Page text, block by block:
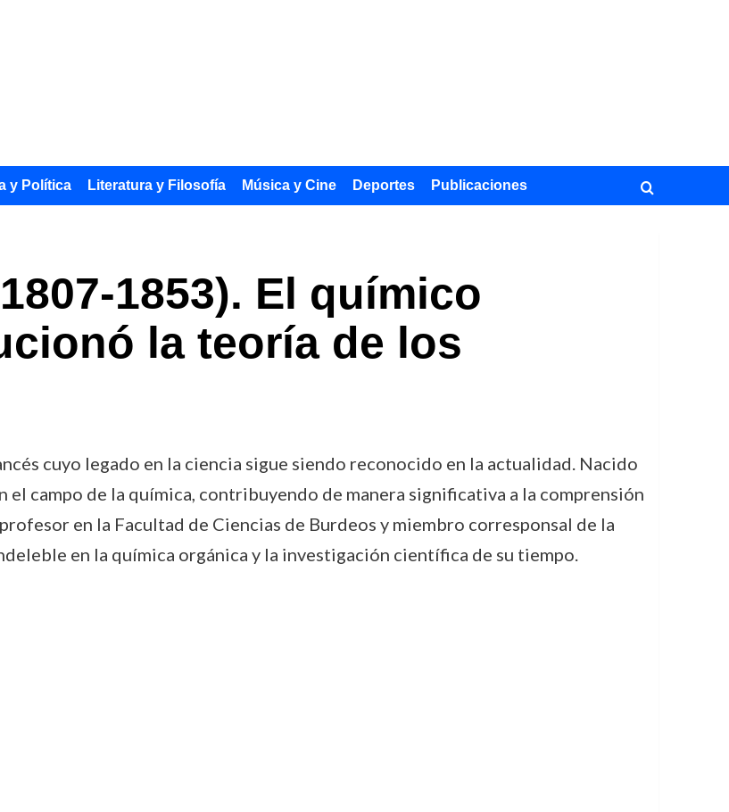
y Política Literatura y Filosofía Música y Cine Deportes Publicaciones
1853). El químico
la teoría de los
cuyo legado en la ciencia sigue siendo reconocido en la actualidad. Nacido
campo de la química, contribuyendo de manera significativa a la comprensión
en la Facultad de Ciencias de Burdeos y miembro corresponsal de la
en la química orgánica y la investigación científica de su tiempo.